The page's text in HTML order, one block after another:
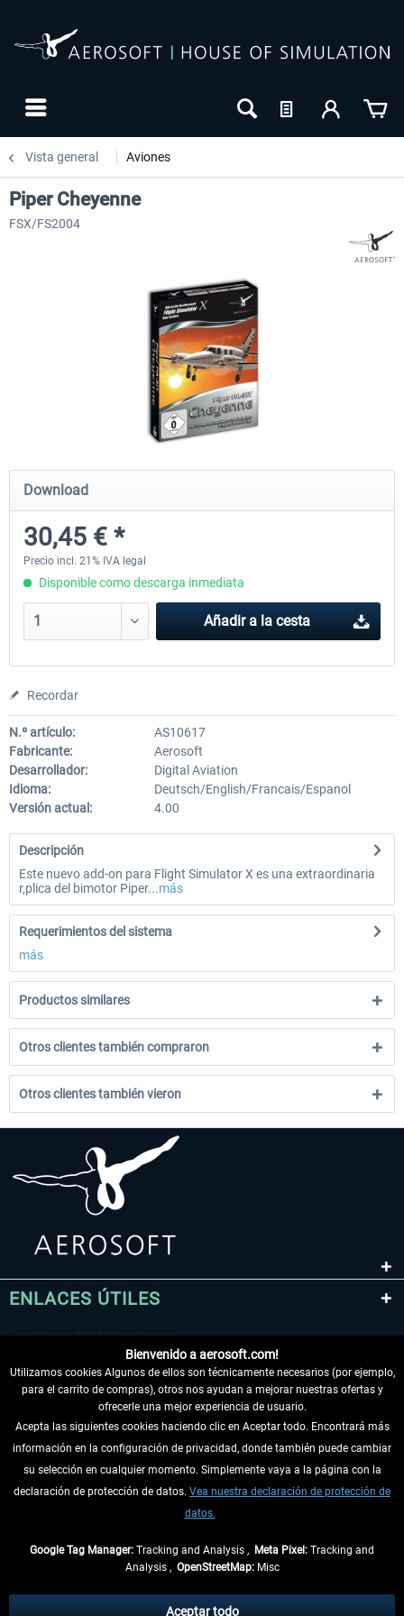
Vista general Aviones
Airbus Bundle
53,21 € *
iFly Jets-The 737NG for
Piper Cheyenne
FSX/FS2004
Download
30,45 € *
Precio incl. 21% IVA legal
Disponible como descarga inmediata
Añadir a la cesta
Recordar
N.º artículo:
AS10617
Fabricante:
Aerosoft
Desarrollador:
Digital Aviation
Idioma:
Deutsch/English/Francais/Espanol
Versión actual:
4.00
Descripción
Este nuevo add-on para Flight Simulator X es una extraordinaria
r‚plica del bimotor Piper...más
Requerimientos del sistema
más
Productos similares
Otros clientes también compraron
Otros clientes también vieron
ENLACES ÚTILES
DESISTIR DEL CONTRATO
INFORMACIÓN
tasas de recepción si no se describe lo contrario
Bienvenido a aerosoft.com!
Utilizamos cookies Algunos de ellos son técnicamente necesarios (por ejemplo,
para el carrito de compras), otros nos ayudan a mejorar nuestras ofertas y
ofrecerle una mejor experiencia de usuario.
Acepta las siguientes cookies haciendo clic en Aceptar todo. Encontrará más
información en la configuración de privacidad, donde también puede cambiar
su selección en cualquier momento. Simplemente vaya a la página con la
declaración de protección de datos. Vea nuestra declaración de protección de
datos.
Google Tag Manager: Tracking and Analysis , Meta Pixel: Tracking and
Analysis , OpenStreetMap:Misc
Aceptar todo